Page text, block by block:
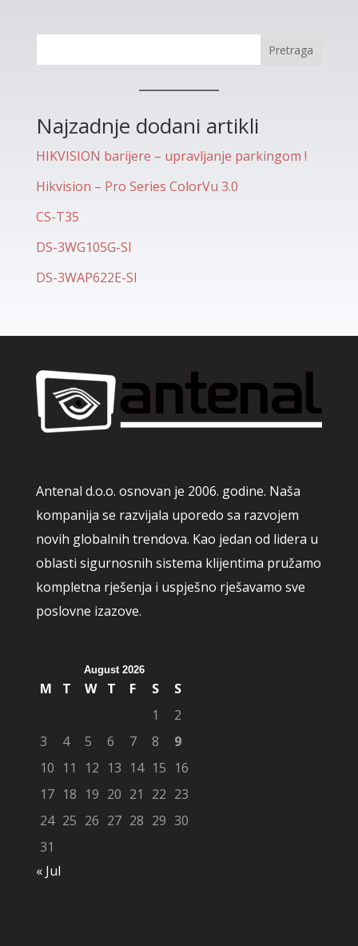
Pretraga
Najzadnje dodani artikli
HIKVISION barijere – upravljanje parkingom !
Hikvision – Pro Series ColorVu 3.0
CS-T35
DS-3WG105G-SI
DS-3WAP622E-SI
Antenal d.o.o. osnovan je 2006. godine. Naša
kompanija se razvijala uporedo sa razvojem
novih globalnih trendova. Kao jedan od lidera u
oblasti sigurnosnih sistema klijentima pružamo
kompletna rješenja i uspješno rješavamo sve
poslovne izazove.
August 2026
M T W T F S
S
1
2
3
4 5 6 7 8
9
10 11 12 13 14 15 16
17 18 19 20 21 22 23
24 25 26 27 28 29 30
31
« Jul